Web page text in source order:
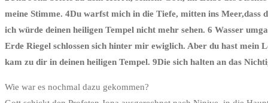
meine Stimme. 4Du warfst mich in die Tiefe, mitten ins Meer,dass
ich würde deinen heiligen Tempel nicht mehr sehen. 6 Wasser
Erde Riegel schlossen sich hinter mir ewiglich. Aber du hast mein
kam zu dir in deinen heiligen Tempel. 9Die sich halten an das
Wie war es nochmal dazu gekommen?